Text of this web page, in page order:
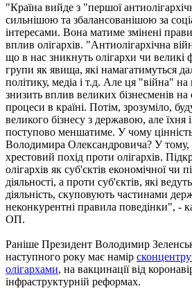
"Країна вийде з "першої
сильнішою та збалансованішою за
інтересами. Вона матиме змінені
вплив олігархів. "Антиолігархічна
що в нас зникнуть олігархи чи великі
групи як явища, які намагатимуться
політику, медіа і т.д. Але ця "війна"
знизить вплив великих бізнесменів на
процеси в країні. Потім, зрозуміло,
великого бізнесу з державою, але їхня
поступово меншатиме. У чому цінність
Володимира Олександровича? У тому,
хрестовий похід проти олігархів.
олігархів як суб'єктів економічної чи
діяльності, а проти суб'єктів, які
діяльність, скуповують частинами
неконкурентні правила поведінки", -
ОП.
Раніше Президент Володимир
наступного року має намір
олігархами, на вакцинації від
інфраструктурній реформах.